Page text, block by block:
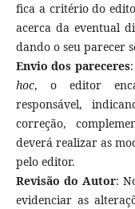
fica a critério do
acerca da eventual
dando o seu parecer
Envio dos pareceres
hoc, o editor
responsável,
correção,
deverá realizar as
pelo editor.
Revisão do Autor:
evidenciar as